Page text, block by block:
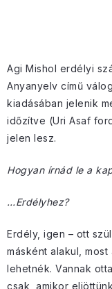
Agi Mishol erdélyi
Anyanyelv című
kiadásában jelenik
időzítve (Uri Asaf
jelen lesz.
Hogyan írnád le a
…Erdélyhez?
Erdély, igen – ott
másként alakul,
lehetnék. Vannak
csak, amikor